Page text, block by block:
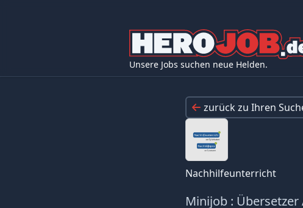
Unsere Jobs suchen neue Helden.
zurück zu Ihren
Nachhilfeunterricht
Minijob :